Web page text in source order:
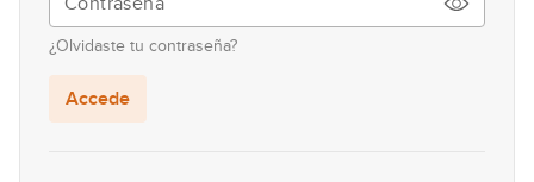
17:38
¿Olvidaste tu contraseña?
Accede